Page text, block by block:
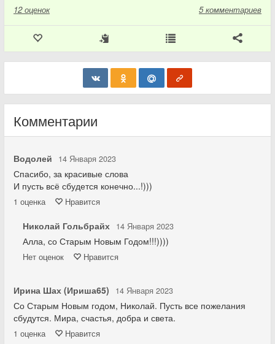
12 оценок 5 комментариев
Комментарии
Водолей 14 Января 2023
Спасибо, за красивые слова
И пусть всё сбудется конечно...!)))
1 оценка Нравится
Николай Гольбрайх 14 Января 2023
Алла, со Старым Новым Годом!!!))))
Нет оценок Нравится
Ирина Шах (Ириша65) 14 Января 2023
Со Старым Новым годом, Николай. Пусть все пожелания
сбудутся. Мира, счастья, добра и света.
1 оценка Нравится